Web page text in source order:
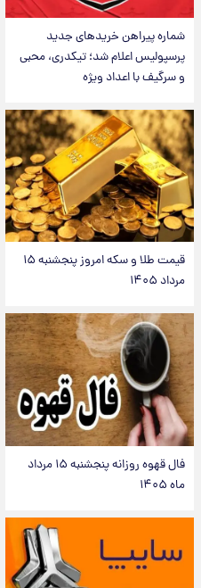
شماره پیراهن خریدهای جدید
پرسپولیس اعلام شد؛ تیکدری، محبی
و سرگیف با اعداد ویژه
قیمت طلا و سکه امروز پنجشنبه ۱۵
مرداد ۱۴۰۵
فال قهوه روزانه پنجشنبه ۱۵ مرداد
ماه ۱۴۰۵